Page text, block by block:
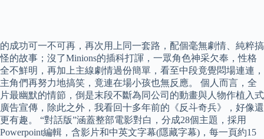
的成功可一不可再，再次用上同一套路，配個毫無劇情、純粹搞
怪的故事；沒了Minions的插科打諢，一眾角色神采欠奉，性格
全不鮮明，再加上主線劇情過份簡單，看至中段竟覺悶場連連，
主角們再努力地搞笑，竟連在場小孩也無反應。 個人而言，全
片最幽默的情節，倒是末段不斷為同公司的動畫與人物作植入式
廣告宣傳，除此之外，我看回十多年前的《反斗奇兵》，好像還
更有趣。 “對話版”涵蓋整部電影對白，分成28個主題，採用
Powerpoint編輯，含影片和中英文字幕(隱藏字幕)，每一頁約15